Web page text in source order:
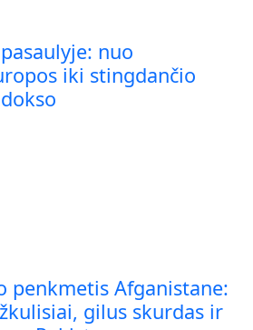
nuo
iki stingdančio
penkmetis Afganistane:
gilus skurdas ir